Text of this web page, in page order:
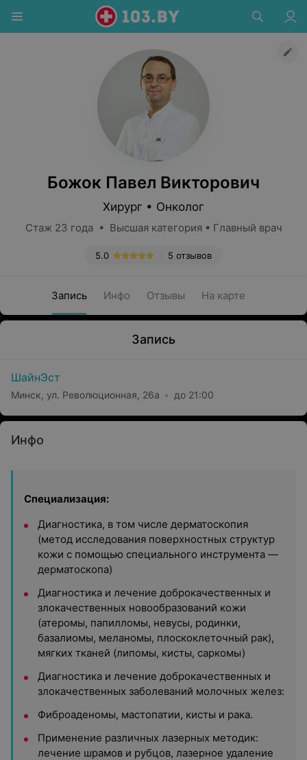
Божок Павел Викторович
Хирург • Онколог
Стаж 23 года • Высшая категория • Главный врач
5 отзывов
5.0
Запись Инфо Отзывы На карте
Запись
ШайнЭст
Минск, ул. Революционная, 26а до 21:00
Инфо
Специализация:
Диагностика, в том числе дерматоскопия
(метод исследования поверхностных структур
кожи с помощью специального инструмента —
дерматоскопа)
Диагностика и лечение доброкачественных и
злокачественных новообразований кожи
(атеромы, папилломы, невусы, родинки,
базалиомы, меланомы, плоскоклеточный рак),
мягких тканей (липомы, кисты, саркомы)
Диагностика и лечение доброкачественных и
злокачественных заболеваний молочных желез:
Фиброаденомы, мастопатии, кисты и рака.
Применение различных лазерных методик:
лечение шрамов и рубцов, лазерное удаление